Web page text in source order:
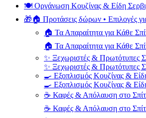
🍽️ Οργάνωση Κουζίνας & Είδη
🎁🏠 Προτάσεις δώρων • Επιλογές
🏠 Τα Απαραίτητα για Κάθε
🏠 Τα Απαραίτητα για Κάθε
✨ Ξεχωριστές & Πρωτότυπες
✨ Ξεχωριστές & Πρωτότυπες
🍳 Εξοπλισμός Κουζίνας &
🍳 Εξοπλισμός Κουζίνας &
☕ Καφές & Απόλαυση στο
☕ Καφές & Απόλαυση στο